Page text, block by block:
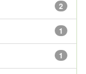
2
1
1